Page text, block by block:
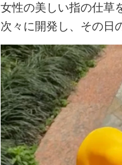
女性の美しい指の仕草
次々に開発し、その日